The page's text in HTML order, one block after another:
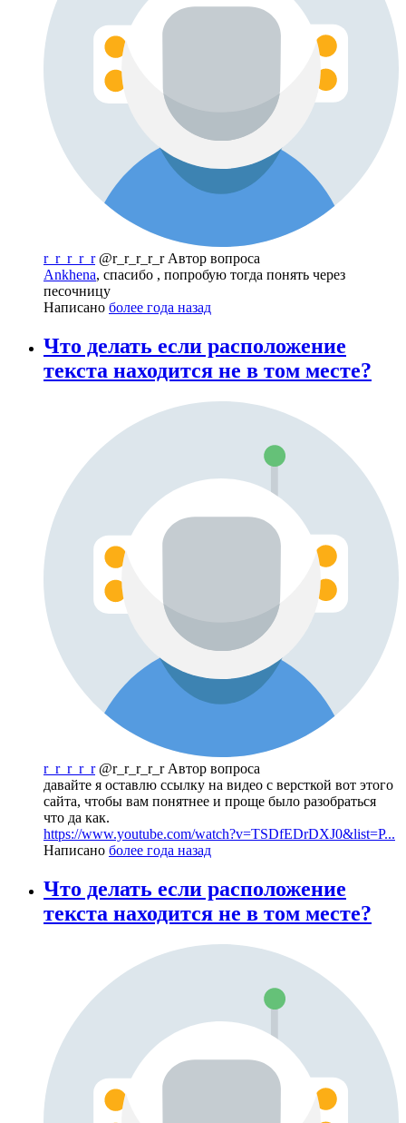
r_r_r_r_r @r_r_r_r_r Автор вопроса
Ankhena, спасибо , попробую тогда понять через
песочницу
Написано более года назад
Что делать если расположение
текста находится не в том месте?
r_r_r_r_r @r_r_r_r_r Автор вопроса
давайте я оставлю ссылку на видео с версткой вот этого
сайта, чтобы вам понятнее и проще было разобраться
что да как.
https://www.youtube.com/watch?v=TSDfEDrDXJ0&list=P...
Написано более года назад
Что делать если расположение
текста находится не в том месте?